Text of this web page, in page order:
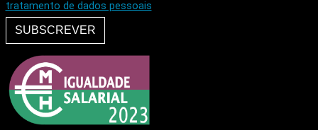
tratamento de dados pessoais
SUBSCREVER